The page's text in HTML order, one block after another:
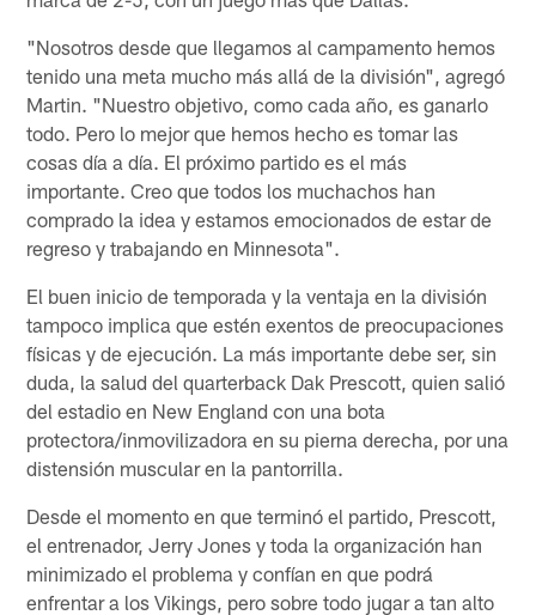
"Nosotros desde que llegamos al campamento hemos
tenido una meta mucho más allá de la división", agregó
Martin. "Nuestro objetivo, como cada año, es ganarlo
todo. Pero lo mejor que hemos hecho es tomar las
cosas día a día. El próximo partido es el más
importante. Creo que todos los muchachos han
comprado la idea y estamos emocionados de estar de
regreso y trabajando en Minnesota".
El buen inicio de temporada y la ventaja en la división
tampoco implica que estén exentos de preocupaciones
físicas y de ejecución. La más importante debe ser, sin
duda, la salud del quarterback Dak Prescott, quien salió
del estadio en New England con una bota
protectora/inmovilizadora en su pierna derecha, por una
distensión muscular en la pantorrilla.
Desde el momento en que terminó el partido, Prescott,
el entrenador, Jerry Jones y toda la organización han
minimizado el problema y confían en que podrá
enfrentar a los Vikings, pero sobre todo jugar a tan alto